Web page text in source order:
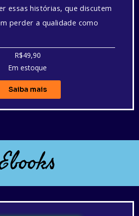
essas histórias, que discutem
perder a qualidade como
R$49,90
Em estoque
Saiba mais